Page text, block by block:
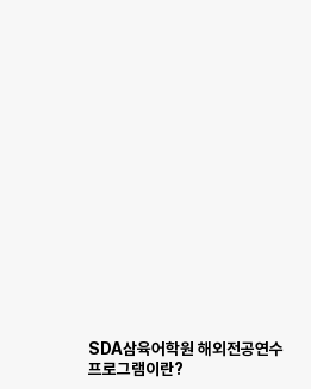
SDA삼육어학원 해외전공연수
프로그램이란?